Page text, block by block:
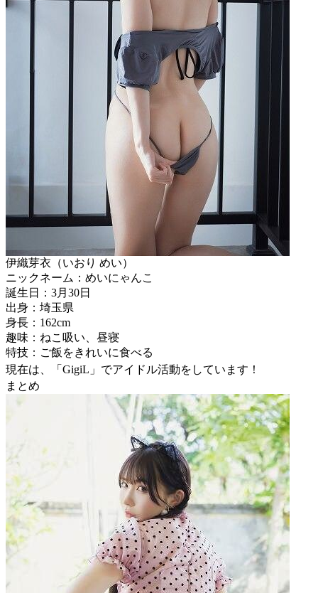
伊織芽衣（いおり めい）
ニックネーム：めいにゃんこ
誕生日：3月30日
出身：埼玉県
身長：162cm
趣味：ねこ吸い、昼寝
特技：ご飯をきれいに食べる
現在は、「GigiL」でアイドル活動をしています！
まとめ